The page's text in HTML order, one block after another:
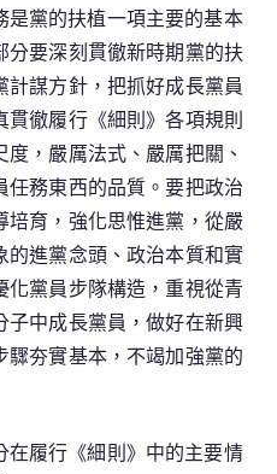
是黨的扶植一項主要的基本
分要深刻貫徹新時期黨的扶
謀方針，把抓好成長黨員
徹履行《細則》各項規則
，嚴厲法式、嚴厲把關、
任務東西的品質。要把政治
培育，強化思惟進黨，從嚴
的進黨念頭、政治本質和實
化黨員步隊構造，重視從青
子中成長黨員，做好在新興
夯實基本，不竭加強黨的
在履行《細則》中的主要情